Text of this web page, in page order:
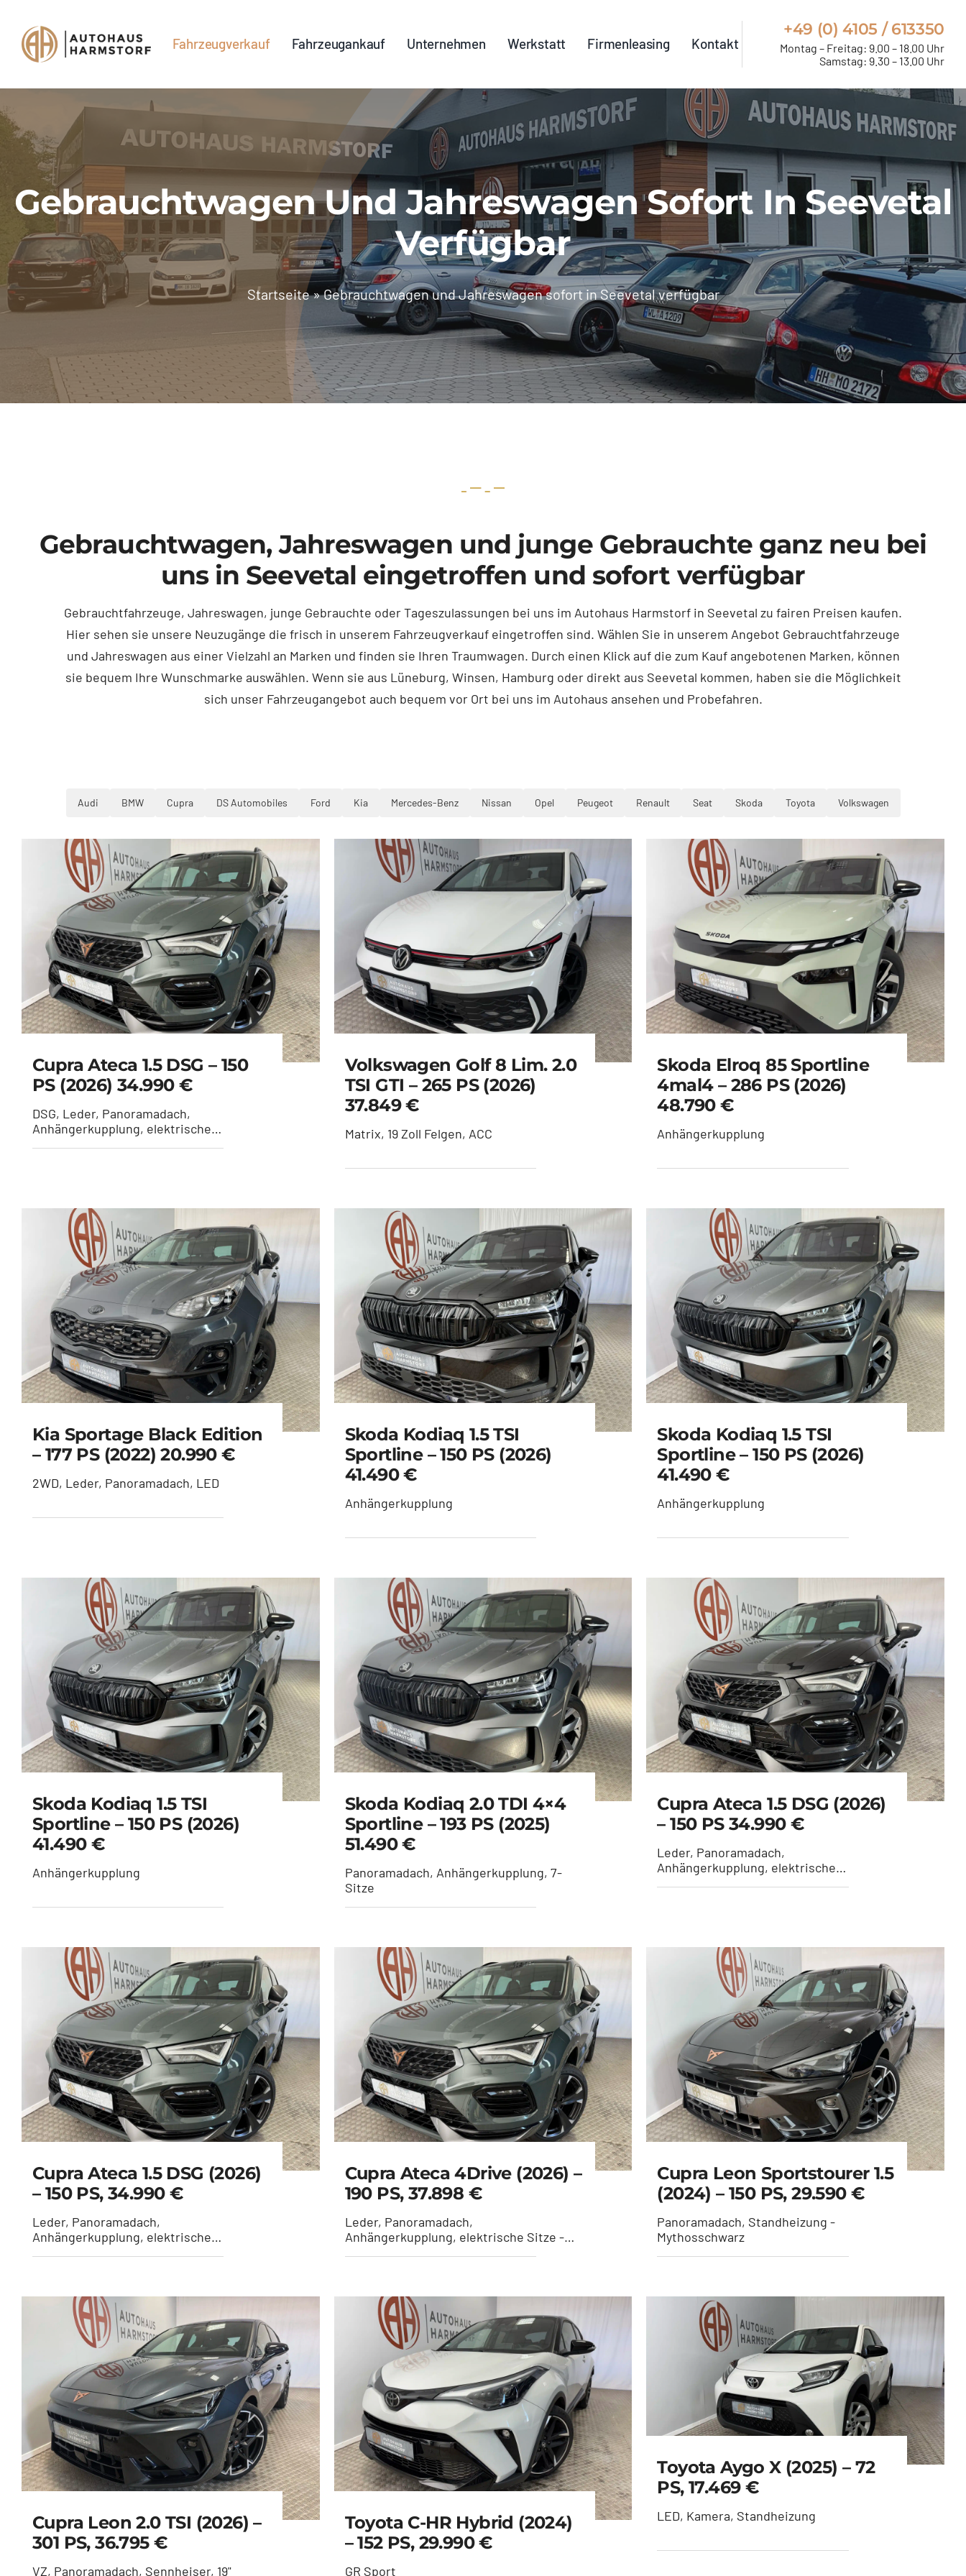
content
Fahrzeugverkauf Fahrzeugankauf Unternehmen Werkstatt Firmenleasing Kontakt
+49 (0) 4105 / 613350
Montag – Freitag: 9.00 – 18.00 Uhr
Samstag: 9.30 – 13.00 Uhr
Gebrauchtwagen Und Jahreswagen Sofort In Seevetal
Verfügbar
Startseite»Gebrauchtwagen und Jahreswagen sofort in Seevetal verfügbar
Gebrauchtwagen, Jahreswagen und junge Gebrauchte ganz neu bei
uns in Seevetal eingetroffen und sofort verfügbar
Gebrauchtfahrzeuge, Jahreswagen, junge Gebrauchte oder Tageszulassungen bei uns im Autohaus Harmstorf in Seevetal zu fairen Preisen kaufen.
Hier sehen sie unsere Neuzugänge die frisch in unserem Fahrzeugverkauf eingetroffen sind. Wählen Sie in unserem Angebot Gebrauchtfahrzeuge
und Jahreswagen aus einer Vielzahl an Marken und finden sie Ihren Traumwagen. Durch einen Klick auf die zum Kauf angebotenen Marken, können
sie bequem Ihre Wunschmarke auswählen. Wenn sie aus Lüneburg, Winsen, Hamburg oder direkt aus Seevetal kommen, haben sie die Möglichkeit
sich unser Fahrzeugangebot auch bequem vor Ort bei uns im Autohaus ansehen und Probefahren.
Audi BMW Cupra DS Automobiles Ford Kia Mercedes-Benz Nissan Opel Peugeot Renault Seat Skoda Toyota Volkswagen
Cupra Ateca 1.5 DSG – 150
PS (2026) 34.990 €
DSG, Leder, Panoramadach,
Anhängerkupplung, elektrische
Volkswagen Golf 8 Lim. 2.0
TSI GTI – 265 PS (2026)
37.849 €
Matrix, 19 Zoll Felgen, ACC
Skoda Elroq 85 Sportline
4mal4 – 286 PS (2026)
48.790 €
Anhängerkupplung
Kia Sportage Black Edition
– 177 PS (2022) 20.990 €
2WD, Leder, Panoramadach, LED
Skoda Kodiaq 1.5 TSI
Sportline – 150 PS (2026)
41.490 €
Anhängerkupplung
Skoda Kodiaq 1.5 TSI
Sportline – 150 PS (2026)
41.490 €
Anhängerkupplung
Skoda Kodiaq 1.5 TSI
Sportline – 150 PS (2026)
41.490 €
Anhängerkupplung
Skoda Kodiaq 2.0 TDI 4×4
Sportline – 193 PS (2025)
51.490 €
Panoramadach, Anhängerkupplung, 7-
Sitze
Cupra Ateca 1.5 DSG (2026)
– 150 PS 34.990 €
Leder, Panoramadach,
Anhängerkupplung, elektrische
Cupra Ateca 1.5 DSG (2026)
– 150 PS, 34.990 €
Leder, Panoramadach,
Anhängerkupplung, elektrische
Cupra Ateca 4Drive (2026) –
190 PS, 37.898 €
Leder, Panoramadach,
Anhängerkupplung, elektrische Sitze -
Cupra Leon Sportstourer 1.5
(2024) – 150 PS, 29.590 €
Panoramadach, Standheizung -
Mythosschwarz
Cupra Leon 2.0 TSI (2026) –
301 PS, 36.795 €
VZ, Panoramadach, Sennheiser, 19"
Toyota C-HR Hybrid (2024)
– 152 PS, 29.990 €
GR Sport
Toyota Aygo X (2025) – 72
PS, 17.469 €
LED, Kamera, Standheizung